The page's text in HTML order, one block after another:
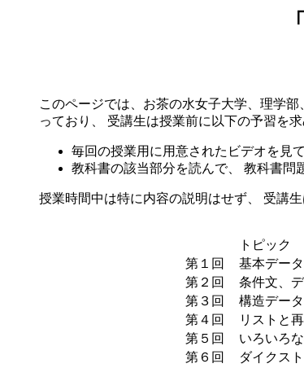
「
このページでは、お茶の水女子大学、理学
っており、 受講生は授業前に以下の予習を求
毎回の授業用に用意されたビデオを見
教科書の該当部分を読んで、 教科書問
授業時間中は特に内容の説明はせず、 受講
ト
第１回
基本デー
第２回
条件文、
第３回
構造デー
第４回 リストと
第５回 いろいろ
第６回 ダイクス